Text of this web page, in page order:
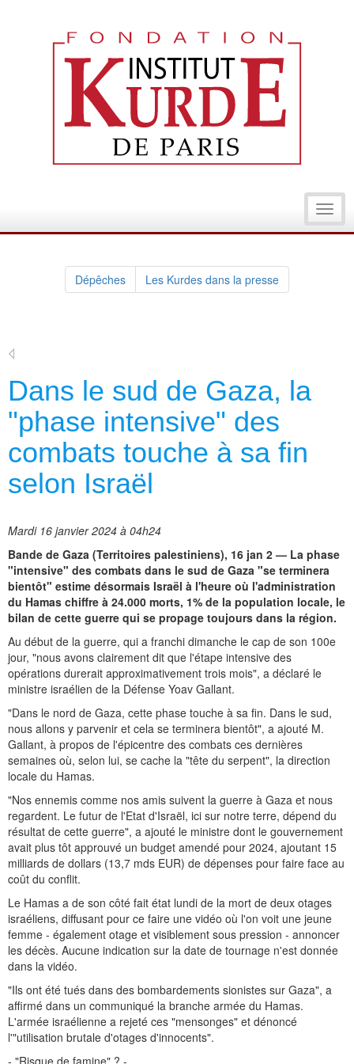
Dépêches Les Kurdes dans la presse
Dans le sud de Gaza, la
"phase intensive" des
combats touche à sa fin
selon Israël
Mardi 16 janvier 2024 à 04h24
Bande de Gaza (Territoires palestiniens), 16 jan 2 — La phase
"intensive" des combats dans le sud de Gaza "se terminera
bientôt" estime désormais Israël à l'heure où l'administration
du Hamas chiffre à 24.000 morts, 1% de la population locale, le
bilan de cette guerre qui se propage toujours dans la région.
Au début de la guerre, qui a franchi dimanche le cap de son 100e
jour, "nous avons clairement dit que l'étape intensive des
opérations durerait approximativement trois mois", a déclaré le
ministre israélien de la Défense Yoav Gallant.
"Dans le nord de Gaza, cette phase touche à sa fin. Dans le sud,
nous allons y parvenir et cela se terminera bientôt", a ajouté M.
Gallant, à propos de l'épicentre des combats ces dernières
semaines où, selon lui, se cache la "tête du serpent", la direction
locale du Hamas.
"Nos ennemis comme nos amis suivent la guerre à Gaza et nous
regardent. Le futur de l'Etat d'Israël, ici sur notre terre, dépend du
résultat de cette guerre", a ajouté le ministre dont le gouvernement
avait plus tôt approuvé un budget amendé pour 2024, ajoutant 15
milliards de dollars (13,7 mds EUR) de dépenses pour faire face au
coût du conflit.
Le Hamas a de son côté fait état lundi de la mort de deux otages
israéliens, diffusant pour ce faire une vidéo où l'on voit une jeune
femme - également otage et visiblement sous pression - annoncer
les décès. Aucune indication sur la date de tournage n'est donnée
dans la vidéo.
"Ils ont été tués dans des bombardements sionistes sur Gaza", a
affirmé dans un communiqué la branche armée du Hamas.
L'armée israélienne a rejeté ces "mensonges" et dénoncé
l'"utilisation brutale d'otages d'innocents".